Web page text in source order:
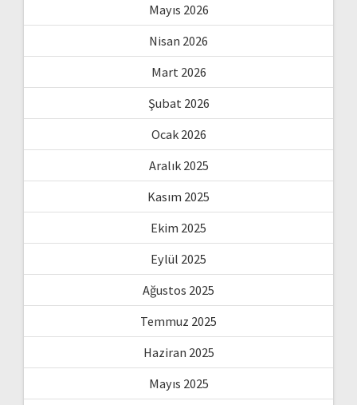
Mayıs 2026
Nisan 2026
Mart 2026
Şubat 2026
Ocak 2026
Aralık 2025
Kasım 2025
Ekim 2025
Eylül 2025
Ağustos 2025
Temmuz 2025
Haziran 2025
Mayıs 2025